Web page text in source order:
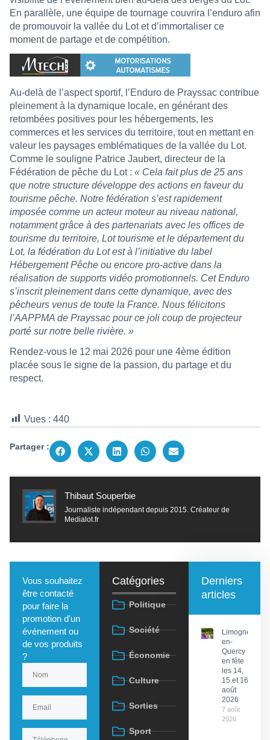
En parallèle, une équipe de tournage couvrira l’enduro afin
de promouvoir la vallée du Lot et d’immortaliser ce
moment de partage et de compétition.
Au-delà de l’aspect sportif, l’Enduro de Prayssac contribue
pleinement à la dynamique locale, en générant des
retombées positives pour les hébergements, les
commerces et les services du territoire, tout en mettant en
valeur les paysages emblématiques de la vallée du Lot.
Comme le souligne Patrice Jaubert, directeur de la
Fédération de pêche du Lot : « Cela fait plus de 25 ans
que notre structure développe des actions en faveur du
tourisme pêche. Notre fédération s’est rapidement
imposée comme un acteur moteur au niveau national,
notamment grâce à des partenariats avec les offices de
tourisme du territoire, Lot tourisme et le département du
Lot, la fédération du Lot est à l’initiative du label
Hébergement Pêche ou encore pro-active dans la
réalisation de supports vidéo promotionnels. Cet Enduro
s’inscrit pleinement dans cette dynamique, avec des
pêcheurs venus de toute la France. Nous félicitons
l’AAPPMA de Prayssac pour ce joli coup de projecteur
porté sur notre belle rivière. »
Rendez-vous le 12 mai 2026 pour une 4ème édition
placée sous le signe de la passion, du partage et du
respect.
Vues : 440
Partager :
Thibaut Souperbie
Journaliste indépendant depuis 2015. Créateur de
Medialot.fr
Vous souhaitez
être contacté
pour faire la
promotion d'un
événement ou
de vos produits
?
Catégories
Politique
Société
Économie
Culture
Sorties
Sport
Derniers
articles
Limogne-
en-
Quercy
en fête
les 14,
15 et 16
août
2026
7 août
2026